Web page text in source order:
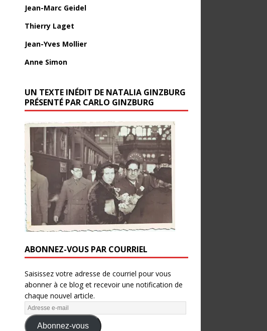
Jean-Marc Geidel
Thierry Laget
Jean-Yves Mollier
Anne Simon
UN TEXTE INÉDIT DE NATALIA GINZBURG
PRÉSENTÉ PAR CARLO GINZBURG
ABONNEZ-VOUS PAR COURRIEL
Saisissez votre adresse de courriel pour vous
abonner à ce blog et recevoir une notification de
chaque nouvel article.
Abonnez-vous